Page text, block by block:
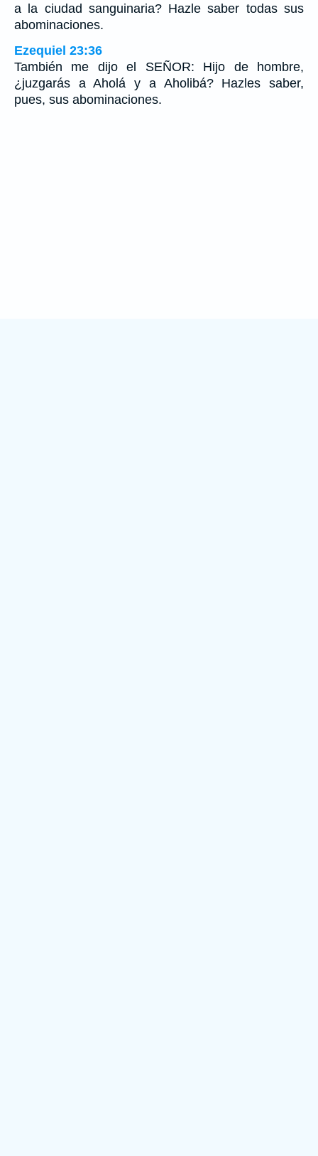
a la ciudad sanguinaria? Hazle saber todas sus
abominaciones.
Ezequiel 23:36
También me dijo el SEÑOR: Hijo de hombre,
¿juzgarás a Aholá y a Aholibá? Hazles saber,
pues, sus abominaciones.